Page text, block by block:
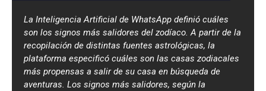
La Inteligencia Artificial de WhatsApp definió cuáles
son los signos más salidores del zodíaco. A partir de la
recopilación de distintas fuentes astrológicas, la
plataforma especificó cuáles son las casas zodiacales
más propensas a salir de su casa en búsqueda de
aventuras. Los signos más salidores, según la